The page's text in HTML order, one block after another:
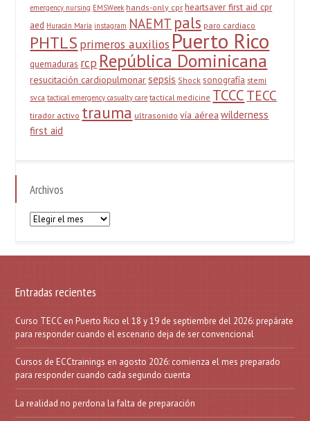
emergency nursing EMSWeek hands-only cpr heartsaver first aid cpr
aed Huracán María instagram NAEMT pals paro cardiaco
PHTLS primeros auxilios Puerto Rico
quemaduras rcp República Dominicana
resucitación cardiopulmonarsepsis Shock sonografía stemi
svca tactical emergency casualty care tactical medicine TCCC TECC
tirador activo trauma ultrasonido vía aérea wilderness
first aid
Archivos
Archivos
Entradas recientes
Curso TECC en Puerto Rico el 18 y 19 de septiembre del 2026: prepárate
para responder cuando el escenario deja de ser convencional
Cursos de ECCtrainings en agosto 2026: comienza el mes preparado
para responder cuando cada segundo cuenta
La realidad no perdona la falta de preparación